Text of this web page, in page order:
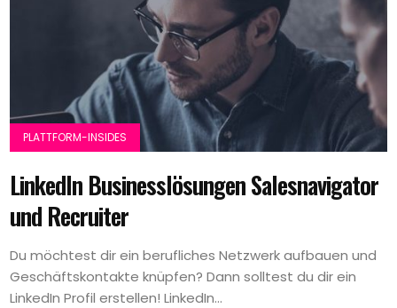
PLATTFORM-INSIDES
Linkedln Businesslösungen Salesnavigator
und Recruiter
Du möchtest dir ein berufliches Netzwerk aufbauen und
Geschäftskontakte knüpfen? Dann solltest du dir ein
LinkedIn Profil erstellen! LinkedIn...